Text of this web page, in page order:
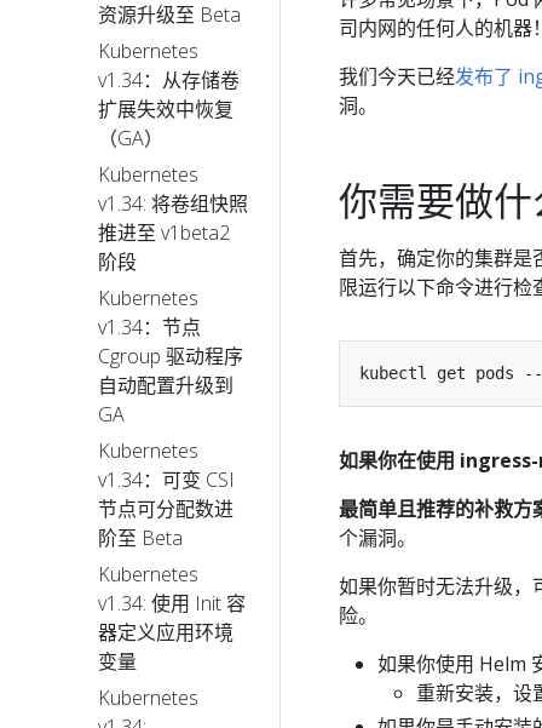
资源升级至 Beta
Kubernetes
v1.34：从存储卷
扩展失效中恢复
（GA）
Kubernetes
v1.34: 将卷组快照
推进至 v1beta2
阶段
Kubernetes
v1.34：节点
Cgroup 驱动程序
自动配置升级到
GA
Kubernetes
v1.34：可变 CSI
节点可分配数进
阶至 Beta
Kubernetes
v1.34: 使用 Init 容
器定义应用环境
变量
Kubernetes
司内网的任何人的机器
我们今天已经发布了
洞。
你需要做
首先，确定你的集群
限运行以下命令进行检
kubectl get pods
如果你在使用
最简单且推荐的补救方
个漏洞。
如果你暂时无法升级
险。
如果你使用 Helm
重新安装，